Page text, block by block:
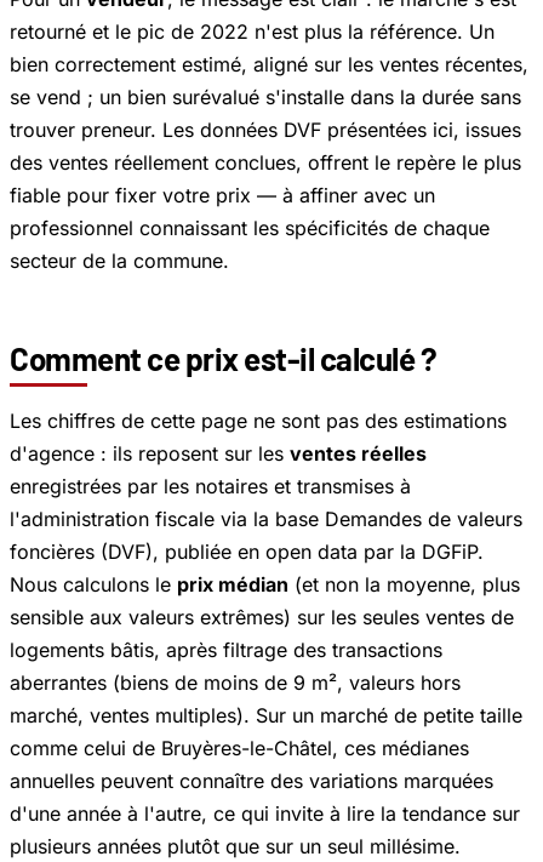
retourné et le pic de 2022 n'est plus la référence. Un
bien correctement estimé, aligné sur les ventes récentes,
se vend ; un bien surévalué s'installe dans la durée sans
trouver preneur. Les données DVF présentées ici, issues
des ventes réellement conclues, offrent le repère le plus
fiable pour fixer votre prix — à affiner avec un
professionnel connaissant les spécificités de chaque
secteur de la commune.
Comment ce prix est-il calculé ?
Les chiffres de cette page ne sont pas des estimations
d'agence : ils reposent sur les ventes réelles
enregistrées par les notaires et transmises à
l'administration fiscale via la base Demandes de valeurs
foncières (DVF), publiée en open data par la DGFiP.
Nous calculons le prix médian (et non la moyenne, plus
sensible aux valeurs extrêmes) sur les seules ventes de
logements bâtis, après filtrage des transactions
aberrantes (biens de moins de 9 m², valeurs hors
marché, ventes multiples). Sur un marché de petite taille
comme celui de Bruyères-le-Châtel, ces médianes
annuelles peuvent connaître des variations marquées
d'une année à l'autre, ce qui invite à lire la tendance sur
plusieurs années plutôt que sur un seul millésime.